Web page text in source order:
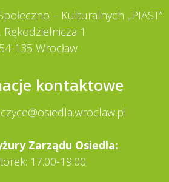
– Kulturalnych „PIAST”
Rękodzielnicza 1
54-135 Wrocław
kontaktowe
Zarządu Osiedla:
17.00-19.00